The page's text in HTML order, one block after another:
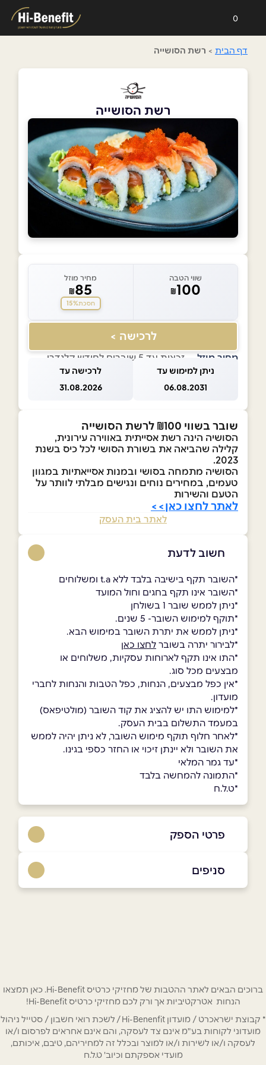
0
דף הבית > רשת הסושייה
רשת הסושייה
שווי הטבה
₪100
מחיר מוזל
₪85
חסכת15%
לרכישה >
מחיר מוזל — זכאות עד 5 שוברים לחודש קלנדרי
ניתן למימוש עד
06.08.2031
לרכישה עד
31.08.2026
שובר בשווי ₪100 לרשת הסושייה
הסושיה הינה רשת אסייתית באווירה עירונית,
קלילה שהביאה את בשורת הסושי לכל כיס בשנת
2023.
הסושיה מתמחה בסושי ובמנות אסייאתיות במגוון
טעמים, במחירים נוחים ונגישים מבלתי לוותר על
הטעם והשירות
לאתר לחצו כאן>>
לאתר בית העסק
חשוב לדעת
*השובר תקף בישיבה בלבד ללא t.a ומשלוחים
*השובר אינו תקף בחגים וחול המועד
*ניתן לממש שובר 1 בשולחן
*תוקף למימוש השובר- 5 שנים.
*ניתן לממש את יתרת השובר במימוש הבא.
*לבירור יתרה בשובר לחצו כאן
*התו אינו תקף לארוחות עסקיות, משלוחים או
מבצעים מכל סוג.
*אין כפל מבצעים, הנחות, כפל הטבות והנחות לחברי
מועדון.
*למימוש התו יש להציג את קוד השובר (מולטיפאס)
במעמד התשלום בבית העסק.
*לאחר חלוף תוקף מימוש השובר, לא ניתן יהיה לממש
את השובר ולא יינתן זיכוי או החזר כספי בגינו.
*עד גמר המלאי
*התמונה להמחשה בלבד
*ט.ל.ח
פרטי הספק
באתר בפייסבוק באינסטגרם
טלפון*
אימייל *
סניפים
נס ציונה
השריון 1
9969*
ברוכים הבאים לאתר ההטבות של מחזיקי כרטיס Hi-Benefit. כאן תמצאו
הנחות אטרקטיביות אך ורק לכם מחזיקי כרטיס Hi-Benefit!
* קבוצת ישראכרט / מועדון Hi-Benenfit / לשכת רואי חשבון / סטייל ניהול
מועדוני לקוחות בע"מ אינם צד לעסקה, והם אינם אחראים לפרסום ו/או
לעסקה ו/או לשירות ו/או למוצר ובכלל זה למחיריהם, טיבם, איכותם,
מועדי אספקתם וכיוב' ט.ל.ח